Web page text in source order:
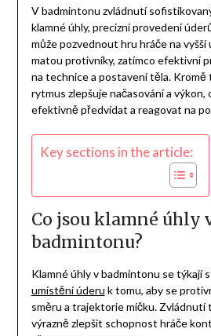
V badmintonu zvládnutí
klamné úhly, precizní provedení
může pozvednout hru hráče na vyšší
matou protivníky, zatímco efektivní
na technice a postavení těla.
rytmus zlepšuje načasování a výkon,
efektivně předvídat a reagovat na
Key sections in the article:
Co jsou klamné úhly
badmintonu?
Klamné úhly v badmintonu se týkají
umístění úderu k tomu, aby se
směru a trajektorie míčku. Zvládnutí
výrazně zlepšit schopnost hráče